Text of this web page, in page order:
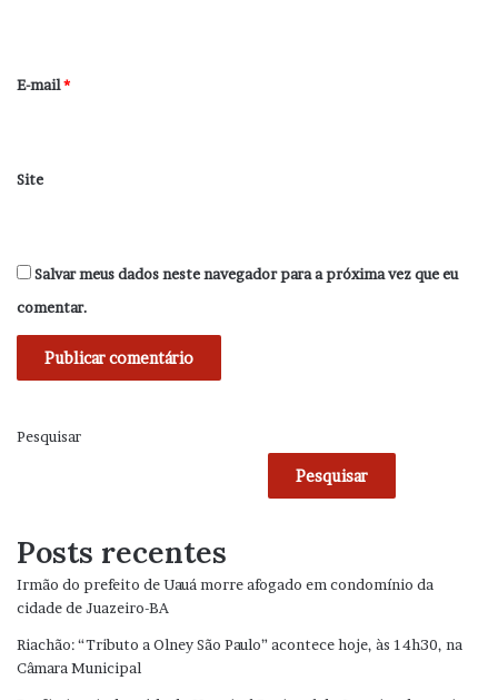
*
E-mail*
Site
Salvar meus dados neste navegador para a próxima vez que eu
comentar.
Pesquisar
Pesquisar
Posts recentes
Irmão do prefeito de Uauá morre afogado em condomínio da
cidade de Juazeiro-BA
Riachão: “Tributo a Olney São Paulo” acontece hoje, às 14h30, na
Câmara Municipal